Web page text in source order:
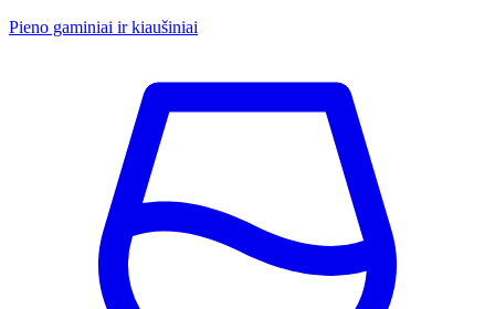
Pieno gaminiai ir kiaušiniai